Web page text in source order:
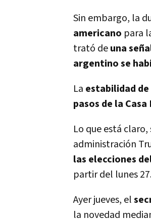
Sin embargo, la
americano para
trató deuna
argentino se
La estabilidad
pasos de la Casa
Lo que está
administración
las elecciones
partir del lunes
Ayer jueves, el
la novedad